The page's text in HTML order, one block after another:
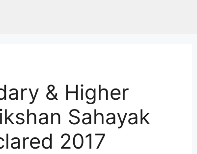
& Higher
Sahayak
2017